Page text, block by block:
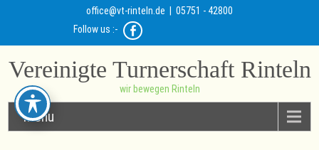
office@vt-rinteln.de | 05751 - 42800
Follow us :-
Vereinigte Turnerschaft Rinteln
wir bewegen Rinteln
Menu